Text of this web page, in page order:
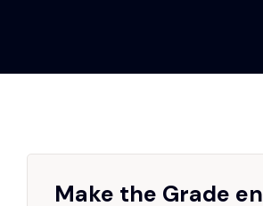
Make the Grade en